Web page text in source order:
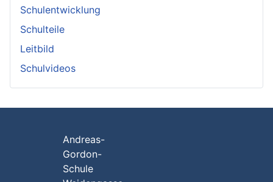
Schulentwicklung
Schulteile
Leitbild
Schulvideos
Andreas-
Gordon-
Schule